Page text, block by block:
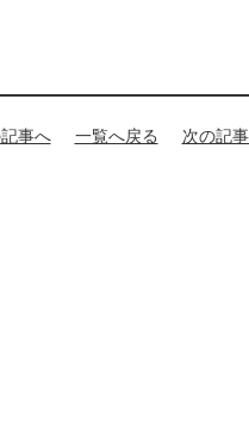
事へ 一覧へ戻る 次の記